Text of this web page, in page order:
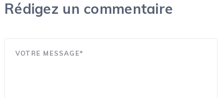
Rédigez un commentaire